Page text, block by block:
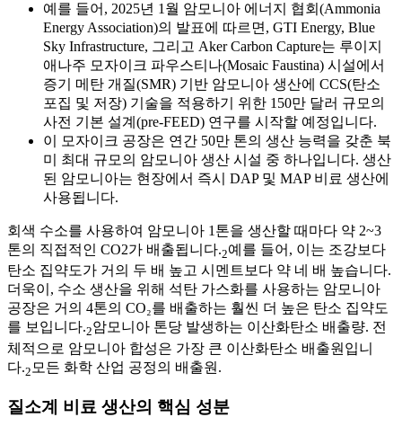
예를 들어, 2025년 1월 암모니아 에너지 협회(Ammonia
Energy Association)의 발표에 따르면, GTI Energy, Blue
Sky Infrastructure, 그리고 Aker Carbon Capture는 루이지
애나주 모자이크 파우스티나(Mosaic Faustina) 시설에서
증기 메탄 개질(SMR) 기반 암모니아 생산에 CCS(탄소
포집 및 저장) 기술을 적용하기 위한 150만 달러 규모의
사전 기본 설계(pre-FEED) 연구를 시작할 예정입니다.
이 모자이크 공장은 연간 50만 톤의 생산 능력을 갖춘 북
미 최대 규모의 암모니아 생산 시설 중 하나입니다. 생산
된 암모니아는 현장에서 즉시 DAP 및 MAP 비료 생산에
사용됩니다.
회색 수소를 사용하여 암모니아 1톤을 생산할 때마다 약 2~3
톤의 직접적인 CO2가 배출됩니다.2예를 들어, 이는 조강보다
탄소 집약도가 거의 두 배 높고 시멘트보다 약 네 배 높습니다.
더욱이, 수소 생산을 위해 석탄 가스화를 사용하는 암모니아
공장은 거의 4톤의 CO₂를 배출하는 훨씬 더 높은 탄소 집약도
를 보입니다.2암모니아 톤당 발생하는 이산화탄소 배출량. 전
체적으로 암모니아 합성은 가장 큰 이산화탄소 배출원입니
다.2 모든 화학 산업 공정의 배출원.
질소계 비료 생산의 핵심 성분